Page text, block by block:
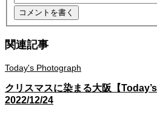
関連記事
Today's Photograph
クリスマスに染まる大阪【
2022/12/24